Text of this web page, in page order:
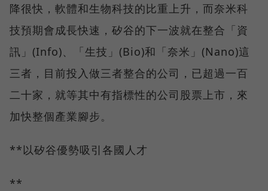
降很快，軟體和生物科技的比重上升，而奈米科
技預期會成長快速，矽谷的下一波就在整合「資
訊」(Info)、「生技」(Bio)和「奈米」(Nano)這
三者，目前投入做三者整合的公司，已超過一百
二十家，就等其中有指標性的公司股票上市，來
加快整個產業腳步。
**以矽谷優勢吸引各國人才
**